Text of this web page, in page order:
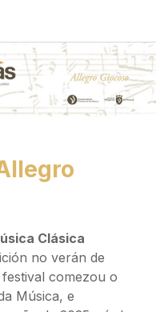
Clásica
no verán de
comezou o
Música, e